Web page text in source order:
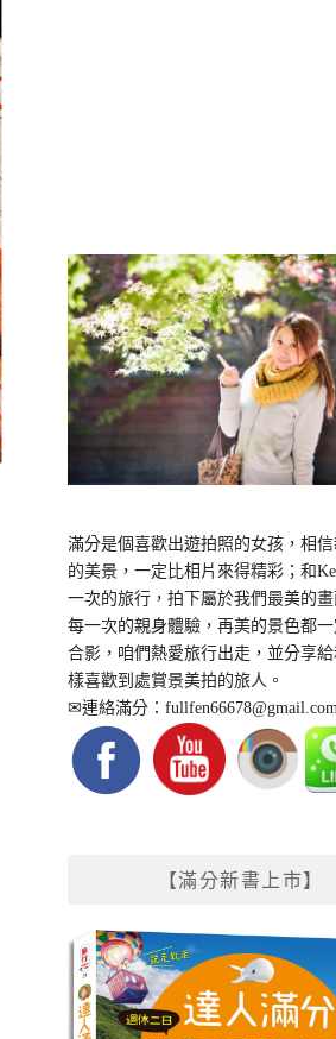
滿分是個喜歡出遊拍照的女孩，相
的美景，一定比相片來得精彩；和
一次的旅行，拍下屬於我們最美的
每一次的親身體驗，再美的景色都
合影，咱們熱愛旅行出走，並分享
樣喜歡到處賞景美拍的旅人。
✉連絡滿分：fullfen66678@gmail.com
【滿分新書上市】